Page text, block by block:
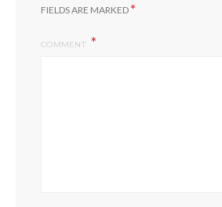
FIELDS ARE MARKED*
COMMENT